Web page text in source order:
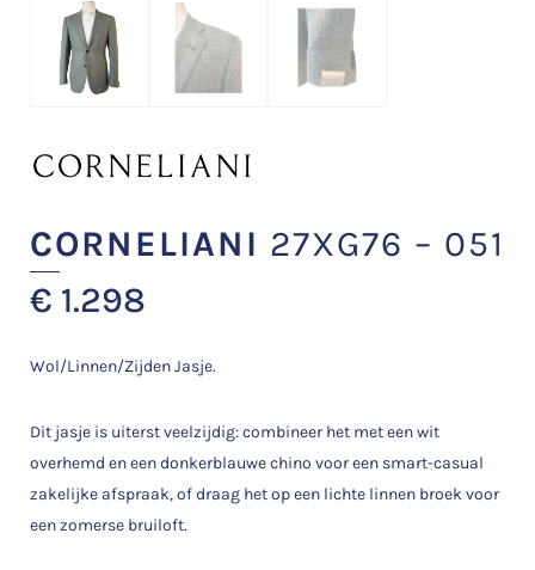
CORNELIANI 27XG76 – 051
€ 1.298
Wol/Linnen/Zijden Jasje.
Dit jasje is uiterst veelzijdig: combineer het met een wit
overhemd en een donkerblauwe chino voor een smart-casual
zakelijke afspraak, of draag het op een lichte linnen broek voor
een zomerse bruiloft.